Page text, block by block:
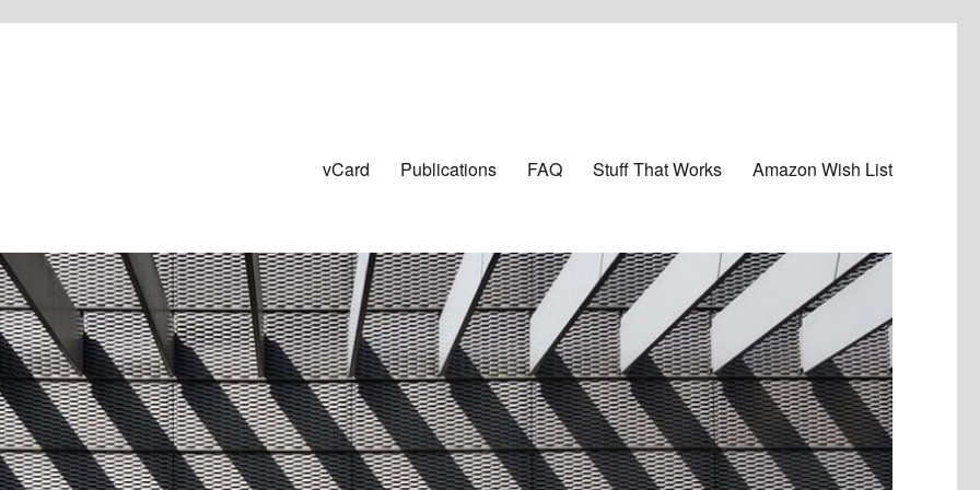
vCard Publications FAQ Stuff That Works Amazon Wish List